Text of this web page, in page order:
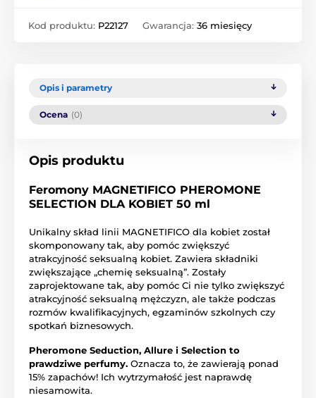
Kod produktu: P22127 Gwarancja: 36 miesięcy
Opis i parametry
Ocena (0)
Opis produktu
Feromony MAGNETIFICO PHEROMONE
SELECTION DLA KOBIET 50 ml
Unikalny skład linii MAGNETIFICO dla kobiet został
skomponowany tak, aby pomóc zwiększyć
atrakcyjność seksualną kobiet. Zawiera składniki
zwiększające „chemię seksualną”. Zostały
zaprojektowane tak, aby pomóc Ci nie tylko zwiększyć
atrakcyjność seksualną mężczyzn, ale także podczas
rozmów kwalifikacyjnych, egzaminów szkolnych czy
spotkań biznesowych.
Pheromone Seduction, Allure i Selection to
prawdziwe perfumy. Oznacza to, że zawierają ponad
15% zapachów! Ich wytrzymałość jest naprawdę
niesamowita.